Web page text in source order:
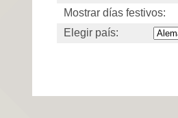
Mostrar días festivos:
Elegir país: